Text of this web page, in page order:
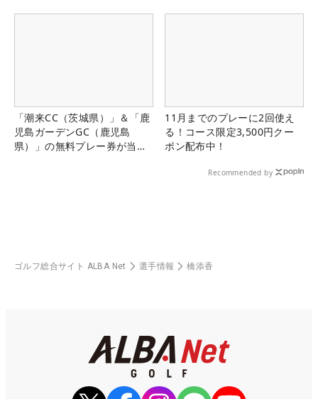
「潮来CC（茨城県）」＆「鹿
児島ガーデンGC（鹿児島
県）」の無料プレー券が当た
11月までのプレーに2回使え
る！コース限定3,500円クー
ポン配布中！
Recommended by
ゴルフ総合サイト ALBA Net 選手情報 橋添香